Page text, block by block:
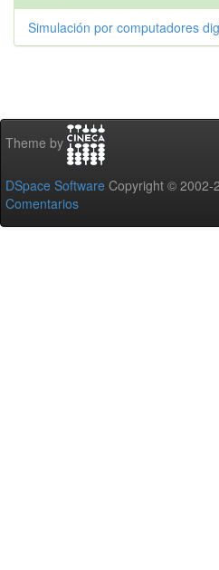
Simulación por computadores
Theme by
DSpace Software Copyright © 2002-
Comentarios